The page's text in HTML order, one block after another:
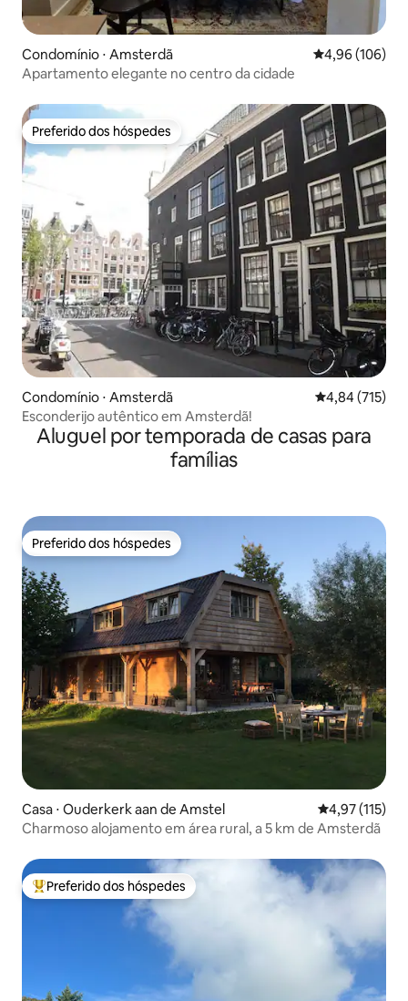
Condomínio ⋅ Amsterdã 4,96 de uma
4,96 (106)
Apartamento elegante no centro da cidade
Preferido dos hóspedes
Preferido dos hóspedes
Condomínio ⋅ Amsterdã 4,84 de uma
4,84 (715)
Esconderijo autêntico em Amsterdã!
Aluguel por temporada de casas para
famílias
Preferido dos hóspedes
Preferido dos hóspedes
Casa ⋅ Ouderkerk aan de Amstel 4,97 de uma
4,97 (115)
Charmoso alojamento em área rural, a 5 km de Amsterdã
Entre os melhores preferidos dos hóspedes
Preferido dos hóspedes